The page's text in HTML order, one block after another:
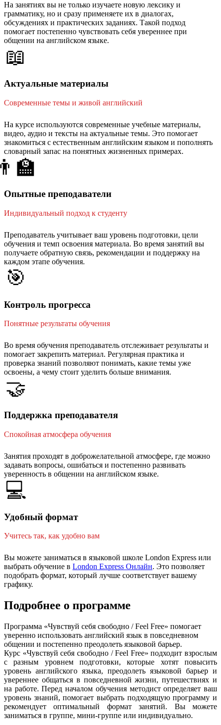
На занятиях вы не только изучаете новую лексику и
грамматику, но и сразу применяете их в диалогах,
обсуждениях и практических заданиях. Такой подход
помогает постепенно чувствовать себя увереннее при
общении на английском языке.
📖
Актуальные материалы
Современные темы и живой английский
На курсе используются современные учебные материалы,
видео, аудио и тексты на актуальные темы. Это помогает
знакомиться с естественным английским языком и пополнять
словарный запас на понятных жизненных примерах.
Опытные преподаватели
Индивидуальный подход к студенту
Преподаватель учитывает ваш уровень подготовки, цели
обучения и темп освоения материала. Во время занятий вы
получаете обратную связь, рекомендации и поддержку на
каждом этапе обучения.
🎯
Контроль прогресса
Понятные результаты обучения
Во время обучения преподаватель отслеживает результаты и
помогает закрепить материал. Регулярная практика и
проверка знаний позволяют понимать, какие темы уже
освоены, а чему стоит уделить больше внимания.
🤝
Поддержка преподавателя
Спокойная атмосфера обучения
Занятия проходят в доброжелательной атмосфере, где можно
задавать вопросы, ошибаться и постепенно развивать
уверенность в общении на английском языке.
💻
Удобный формат
Учитесь так, как удобно вам
Вы можете заниматься в языковой школе London Express или
выбрать обучение в London Express Онлайн. Это позволяет
подобрать формат, который лучше соответствует вашему
графику.
Подробнее о программе
Программа «Чувствуй себя свободно / Feel Free» помогает
уверенно использовать английский язык в повседневном
общении и постепенно преодолеть языковой барьер.
Курс «Чувствуй себя свободно / Feel Free» подходит взрослым
с разным уровнем подготовки, которые хотят повысить
уровень английского языка, преодолеть языковой барьер и
увереннее общаться в повседневной жизни, путешествиях и
на работе. Перед началом обучения методист определяет ваш
уровень знаний, помогает выбрать подходящую программу и
рекомендует оптимальный формат занятий. Вы можете
заниматься в группе, мини-группе или индивидуально.